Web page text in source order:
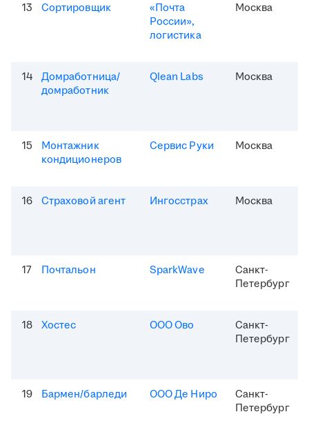
13 Сортировщик
«Почта
России»,
логистика
Москва
14
Домработница/
домработник
Qlean Labs Москва
15
Монтажник
кондиционеров
Сервис Руки Москва
16 Страховой агент Ингосстрах Москва
17 Почтальон SparkWave
Санкт-
Петербург
18 Хостес ООО Ово
Санкт-
Петербург
19 Бармен/барледи ООО Де Ниро
Санкт-
Петербург